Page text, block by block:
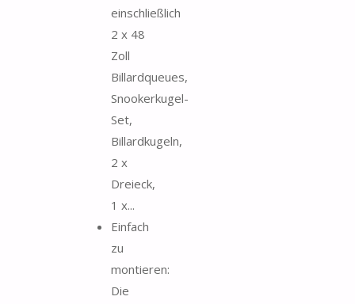
einschließlich
2 x 48
Zoll
Billardqueues,
Snookerkugel-
Set,
Billardkugeln,
2 x
Dreieck,
1 x...
Einfach
zu
montieren:
Die